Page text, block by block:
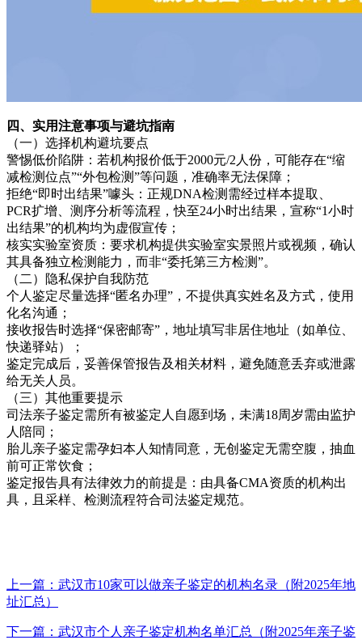
四、实用注意事项与避坑指南
（一）选择机构避坑要点
警惕低价陷阱：若机构报价低于2000元/2人份，可能存在“缩
减检测位点”“外包检测”等问题，准确率无法保障；
拒绝“即时出结果”噱头：正规DNA检测需经过样本提取、
PCR扩增、测序分析等流程，快至24小时出结果，宣称“1小时
出结果”的机构均为虚假宣传；
核实实验室资质：要求机构提供实验室实景照片或视频，确认
其具备独立检测能力，而非“委托第三方检测”。
（二）隐私保护自我防范
个人鉴定尽量选择“匿名办理”，不提供真实姓名及方式，使用
化名沟通；
接收报告时选择“保密邮寄”，地址填写非居住地址（如单位、
快递驿站）；
鉴定完成后，妥善保管报告及相关材料，避免随意丢弃或泄露
给无关人员。
（三）其他重要提示
司法亲子鉴定需所有被鉴定人自愿到场，未满18周岁需由监护
人陪同；
胎儿亲子鉴定需孕妇本人知情同意，无创鉴定无需空腹，抽血
前可正常饮食；
鉴定报告具有法律效力的前提是：由具备CMA资质的机构出
具，且采样、检测流程符合司法鉴定规范。
上一篇：武汉市10家可以做亲子鉴定的机构名录（附2025年地
址汇总）
下一篇：武汉市个人亲子鉴定机构名单汇总（附2025年亲子鉴